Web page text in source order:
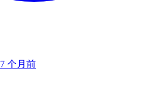
7 个月前